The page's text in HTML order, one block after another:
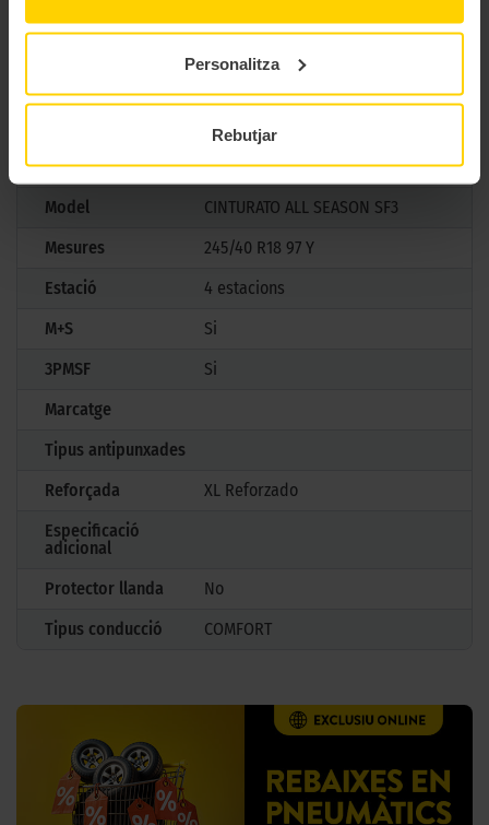
Personalitza
Rebutjar
amb neu, convertint-se en l’opció ideal per a conductors que
busquen seguretat, confort i eficiència sense renúncies.
CARACTERÍSTIQUES TÈCNIQUES
Marca
Pirelli
Model
CINTURATO ALL SEASON SF3
Mesures
245/40 R18 97 Y
Estació
4 estacions
M+S
Si
3PMSF
Si
Marcatge
Tipus antipunxades
Reforçada
XL Reforzado
Especificació
adicional
Protector llanda
No
Tipus conducció
COMFORT